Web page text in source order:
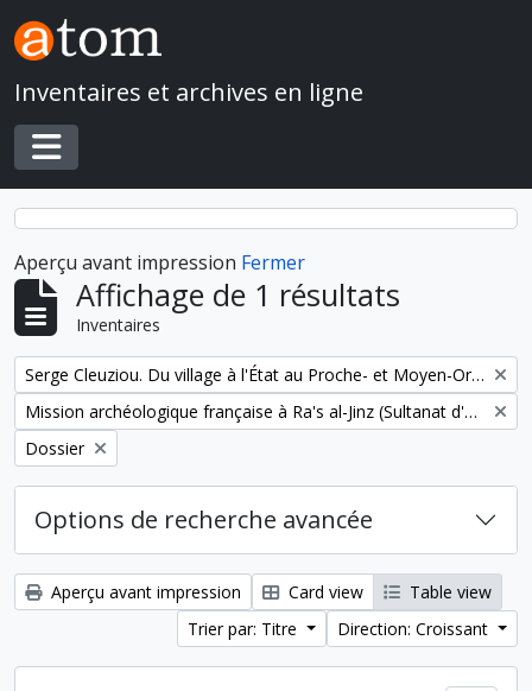
Skip to main content
Inventaires et archives en ligne
Toggle navigation
Aperçu avant impression Fermer
Affichage de 1 résultats
Inventaires
Remove filter:
Serge Cleuziou. Du village à l'État au Proche- et Moyen-Orient
Remove filter:
Mission archéologique française à Ra's al-Jinz (Sultanat d'Oman)
Remove filter:
Dossier
Options de recherche avancée
Aperçu avant impression Card view
Table view
Trier par: Titre
Direction: Croissant